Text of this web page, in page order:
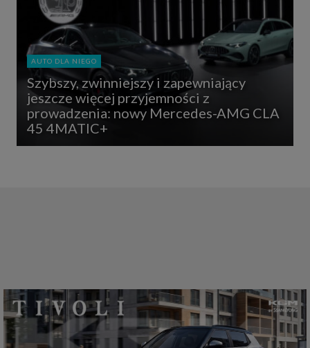
AUTO DLA NIEGO
Szybszy, zwinniejszy i zapewniający
jeszcze więcej przyjemności z
prowadzenia: nowy Mercedes-AMG CLA
45 4MATIC+